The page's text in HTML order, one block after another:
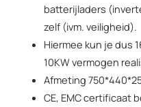
batterijladers
zelf (ivm. veiligheid).
Hiermee kun je dus
10KW vermogen
Afmeting
CE, EMC certificaat